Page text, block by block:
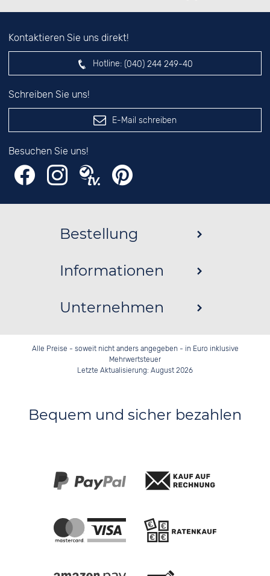
Kontaktieren Sie uns direkt!
Hotline: (040) 244 249-40
Schreiben Sie uns!
E-Mail schreiben
Besuchen Sie uns!
Bestellung
Informationen
Unternehmen
Alle Preise - soweit nicht anders angegeben - in Euro inklusive
Mehrwertsteuer
Letzte Aktualisierung: August 2026
Bequem und sicher bezahlen